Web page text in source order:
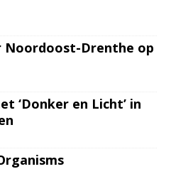
Drenthe op
‘Donker en Licht’ in